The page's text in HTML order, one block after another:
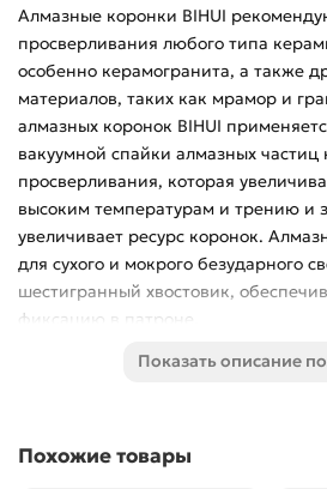
Алмазные коронки BIHUI
просверливания любого типа
особенно керамогранита, а также
материалов, таких как мрамор и
алмазных коронок BIHUI
вакуумной спайки алмазных частиц
просверливания, которая
высоким температурам и трению и
увеличивает ресурс коронок.
для сухого и мокрого безударного
шестигранный хвостовик,
фиксацию в патроне.
их диаметра. Для коронок от Ø 6 до
коронок ВСЕГДА зависит от типа
Показать описание
Похожие товары